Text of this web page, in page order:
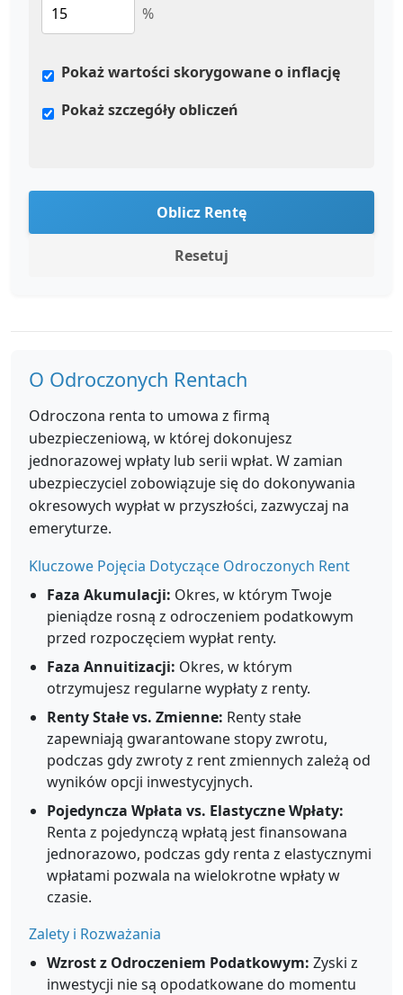
%
Pokaż wartości skorygowane o inflację
Pokaż szczegóły obliczeń
Oblicz Rentę
Resetuj
O Odroczonych Rentach
Odroczona renta to umowa z firmą
ubezpieczeniową, w której dokonujesz
jednorazowej wpłaty lub serii wpłat. W zamian
ubezpieczyciel zobowiązuje się do dokonywania
okresowych wypłat w przyszłości, zazwyczaj na
emeryturze.
Kluczowe Pojęcia Dotyczące Odroczonych Rent
Faza Akumulacji: Okres, w którym Twoje
pieniądze rosną z odroczeniem podatkowym
przed rozpoczęciem wypłat renty.
Faza Annuitizacji: Okres, w którym
otrzymujesz regularne wypłaty z renty.
Renty Stałe vs. Zmienne: Renty stałe
zapewniają gwarantowane stopy zwrotu,
podczas gdy zwroty z rent zmiennych zależą od
wyników opcji inwestycyjnych.
Pojedyncza Wpłata vs. Elastyczne Wpłaty:
Renta z pojedynczą wpłatą jest finansowana
jednorazowo, podczas gdy renta z elastycznymi
wpłatami pozwala na wielokrotne wpłaty w
czasie.
Zalety i Rozważania
Wzrost z Odroczeniem Podatkowym: Zyski z
inwestycji nie są opodatkowane do momentu